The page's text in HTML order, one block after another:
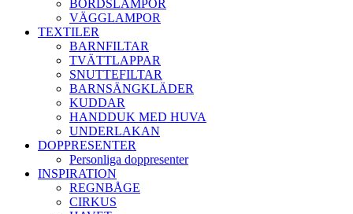
BORDSLAMPOR
VÄGGLAMPOR
TEXTILER
BARNFILTAR
TVÄTTLAPPAR
SNUTTEFILTAR
BARNSÄNGKLÄDER
KUDDAR
HANDDUK MED HUVA
UNDERLAKAN
DOPPRESENTER
Personliga doppresenter
INSPIRATION
REGNBÅGE
CIRKUS